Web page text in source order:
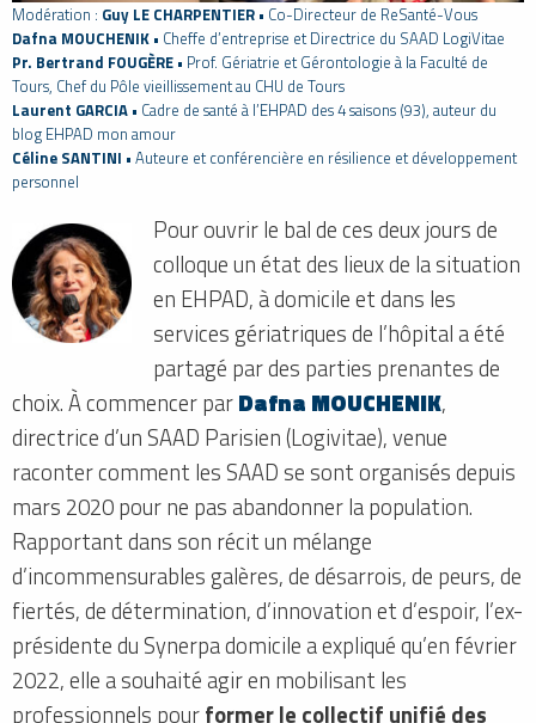
Modération : Guy LE CHARPENTIER • Co-Directeur de ReSanté-Vous
Dafna MOUCHENIK • Cheffe d’entreprise et Directrice du SAAD LogiVitae
Pr. Bertrand FOUGÈRE • Prof. Gériatrie et Gérontologie à la Faculté de
Tours, Chef du Pôle vieillissement au CHU de Tours
Laurent GARCIA • Cadre de santé à l’EHPAD des 4 saisons (93), auteur du
blog EHPAD mon amour
Céline SANTINI • Auteure et conférencière en résilience et développement
personnel
Pour ouvrir le bal de ces deux jours de
colloque un état des lieux de la situation
en EHPAD, à domicile et dans les
services gériatriques de l’hôpital a été
partagé par des parties prenantes de
choix. À commencer parDafna MOUCHENIK,
directrice d’un SAAD Parisien (Logivitae), venue
raconter comment les SAAD se sont organisés depuis
mars 2020 pour ne pas abandonner la population.
Rapportant dans son récit un mélange
d’incommensurables galères, de désarrois, de peurs, de
fiertés, de détermination, d’innovation et d’espoir, l’ex-
présidente du Synerpa domicile a expliqué qu’en février
2022, elle a souhaité agir en mobilisant les
professionnels pourformer le collectif unifié des